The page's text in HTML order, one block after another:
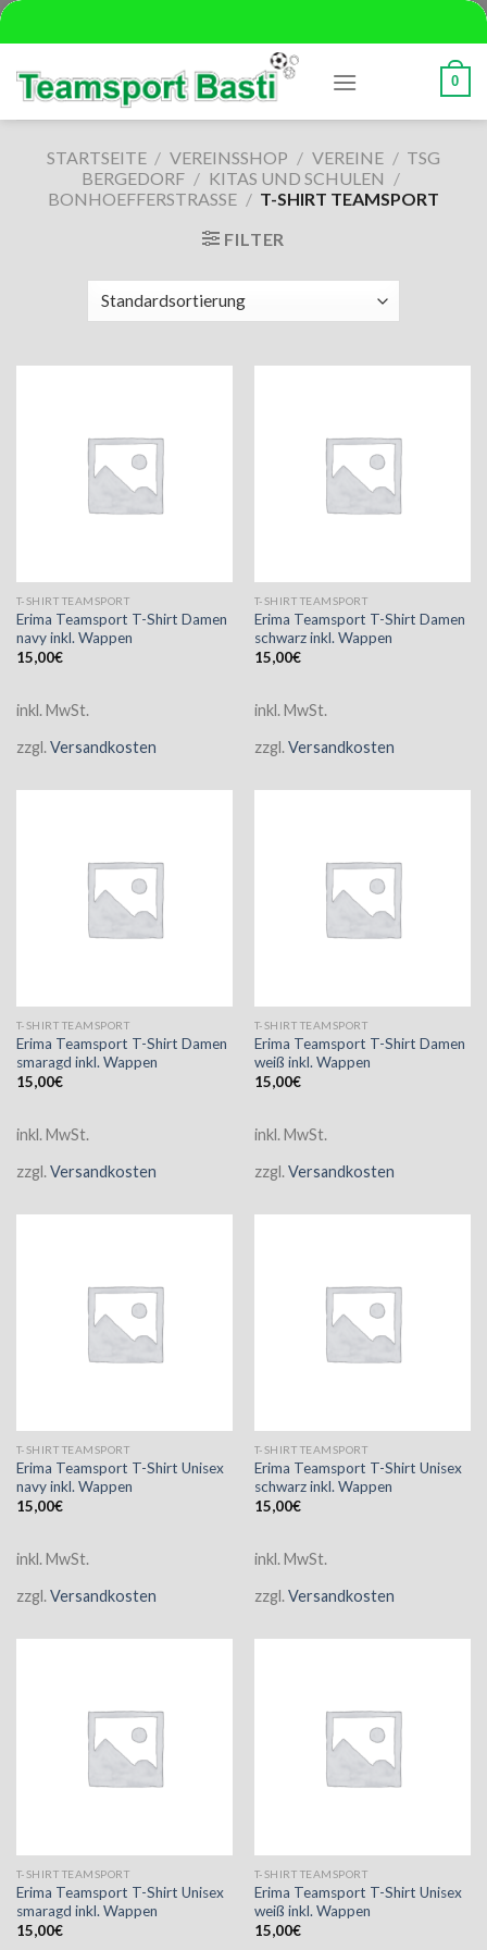
Skip
to
content
0
STARTSEITE / VEREINSSHOP / VEREINE / TSG
BERGEDORF / KITAS UND SCHULEN /
BONHOEFFERSTRASSE
/ T-SHIRT TEAMSPORT
FILTER
T-SHIRT TEAMSPORT
Erima Teamsport T-Shirt Damen
navy inkl. Wappen
15,00€
inkl. MwSt.
zzgl. Versandkosten
T-SHIRT TEAMSPORT
Erima Teamsport T-Shirt Damen
schwarz inkl. Wappen
15,00€
inkl. MwSt.
zzgl. Versandkosten
T-SHIRT TEAMSPORT
Erima Teamsport T-Shirt Damen
smaragd inkl. Wappen
15,00€
inkl. MwSt.
zzgl. Versandkosten
T-SHIRT TEAMSPORT
Erima Teamsport T-Shirt Damen
weiß inkl. Wappen
15,00€
inkl. MwSt.
zzgl. Versandkosten
T-SHIRT TEAMSPORT
Erima Teamsport T-Shirt Unisex
navy inkl. Wappen
15,00€
inkl. MwSt.
zzgl. Versandkosten
T-SHIRT TEAMSPORT
Erima Teamsport T-Shirt Unisex
schwarz inkl. Wappen
15,00€
inkl. MwSt.
zzgl. Versandkosten
T-SHIRT TEAMSPORT
Erima Teamsport T-Shirt Unisex
smaragd inkl. Wappen
15,00€
T-SHIRT TEAMSPORT
Erima Teamsport T-Shirt Unisex
weiß inkl. Wappen
15,00€